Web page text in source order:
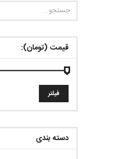
قیمت (تومان):
فیلتر
دسته بندی